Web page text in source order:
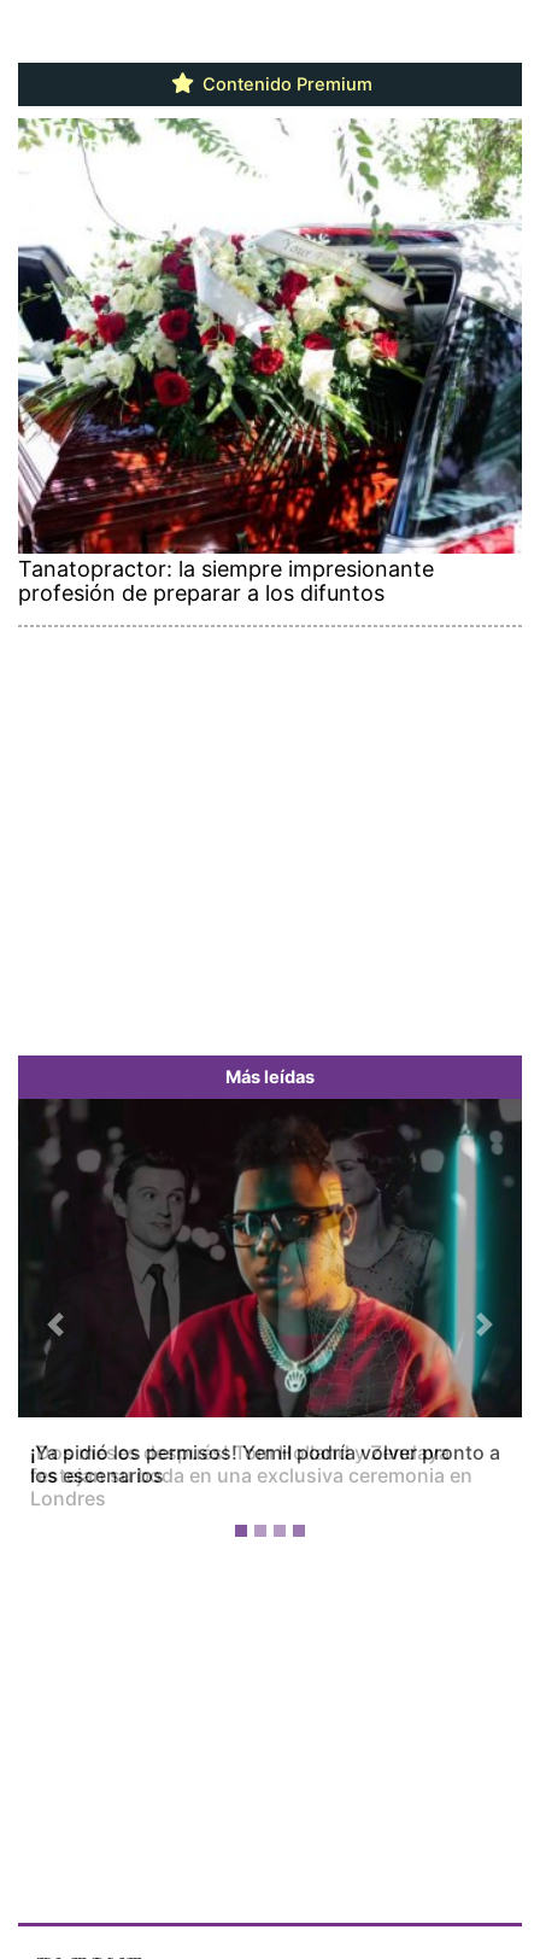
Contenido Premium
Tanatopractor: la siempre impresionante
profesión de preparar a los difuntos
Más leídas
¡Dos meses después! Tom Holland y Zendaya
festejan su boda en una exclusiva ceremonia en
Londres
Previous Next